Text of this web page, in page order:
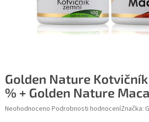
Golden Nature
% + Golden Nature Maca
Průměrné hodnocení produktu je 0,0 z 5
Neohodnoceno Podrobnosti hodnoceníZnačka: